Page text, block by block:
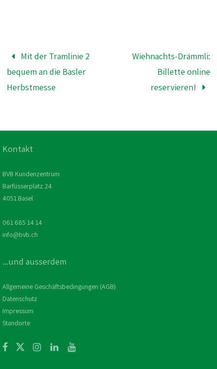
Mit der Tramlinie 2
bequem an die Basler
Herbstmesse
Wiehnachts-Drämmli:
Billette online
reservieren!
Kontakt
BVB Kundenzentrum
Barfüsserplatz 24
4051 Basel
061 685 14 14
info@bvb.ch
...und ausserdem
Allgemeine Geschäftsbedingungen (AGB)
Datenschutz
Impressum
Standorte